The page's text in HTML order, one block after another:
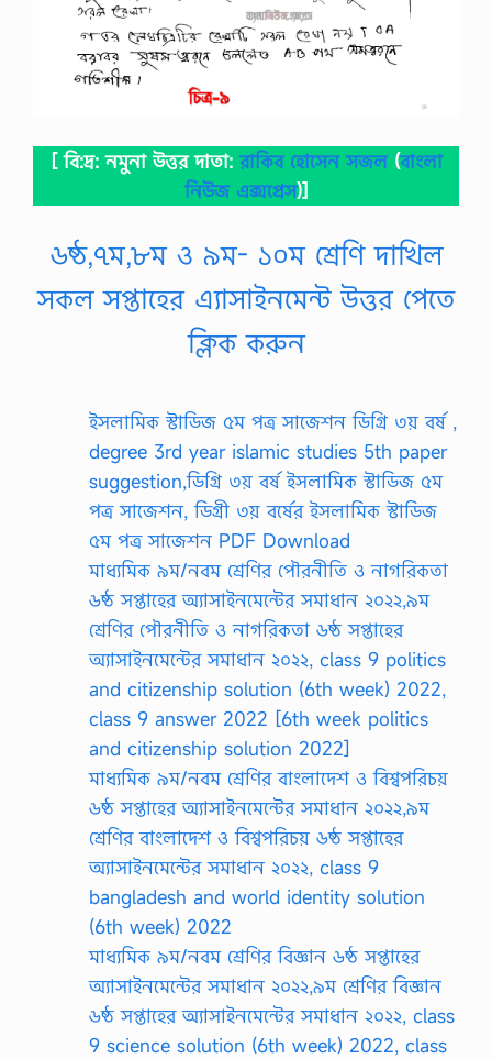
[ বি:দ্র: নমুনা উত্তর দাতা:রাকিব হোসেন সজল(বাংলা
নিউজ এক্সপ্রেস)]
৬ষ্ঠ,৭ম,৮ম ও ৯ম- ১০ম শ্রেণি দাখিল
সকল সপ্তাহের এ্যাসাইনমেন্ট উত্তর পেতে
ক্লিক করুন
ইসলামিক স্টাডিজ ৫ম পত্র সাজেশন ডিগ্রি ৩য় বর্ষ ,
degree 3rd year islamic studies 5th paper
suggestion,ডিগ্রি ৩য় বর্ষ ইসলামিক স্টাডিজ ৫ম
পত্র সাজেশন, ডিগ্রী ৩য় বর্ষের ইসলামিক স্টাডিজ
৫ম পত্র সাজেশন PDF Download
মাধ্যমিক ৯ম/নবম শ্রেণির পৌরনীতি ও নাগরিকতা
৬ষ্ঠ সপ্তাহের অ্যাসাইনমেন্টের সমাধান ২০২২,৯ম
শ্রেণির পৌরনীতি ও নাগরিকতা ৬ষ্ঠ সপ্তাহের
অ্যাসাইনমেন্টের সমাধান ২০২২, class 9 politics
and citizenship solution (6th week) 2022,
class 9 answer 2022 [6th week politics
and citizenship solution 2022]
মাধ্যমিক ৯ম/নবম শ্রেণির বাংলাদেশ ও বিশ্বপরিচয়
৬ষ্ঠ সপ্তাহের অ্যাসাইনমেন্টের সমাধান ২০২২,৯ম
শ্রেণির বাংলাদেশ ও বিশ্বপরিচয় ৬ষ্ঠ সপ্তাহের
অ্যাসাইনমেন্টের সমাধান ২০২২, class 9
bangladesh and world identity solution
(6th week) 2022
মাধ্যমিক ৯ম/নবম শ্রেণির বিজ্ঞান ৬ষ্ঠ সপ্তাহের
অ্যাসাইনমেন্টের সমাধান ২০২২,৯ম শ্রেণির বিজ্ঞান
৬ষ্ঠ সপ্তাহের অ্যাসাইনমেন্টের সমাধান ২০২২, class
9 science solution (6th week) 2022, class